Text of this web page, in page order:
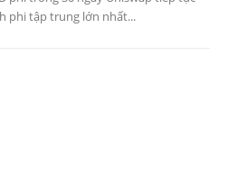
phi tập trung lớn nhất...